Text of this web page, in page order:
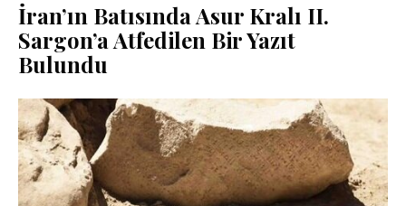
İran’ın Batısında Asur Kralı II.
Sargon’a Atfedilen Bir Yazıt
Bulundu